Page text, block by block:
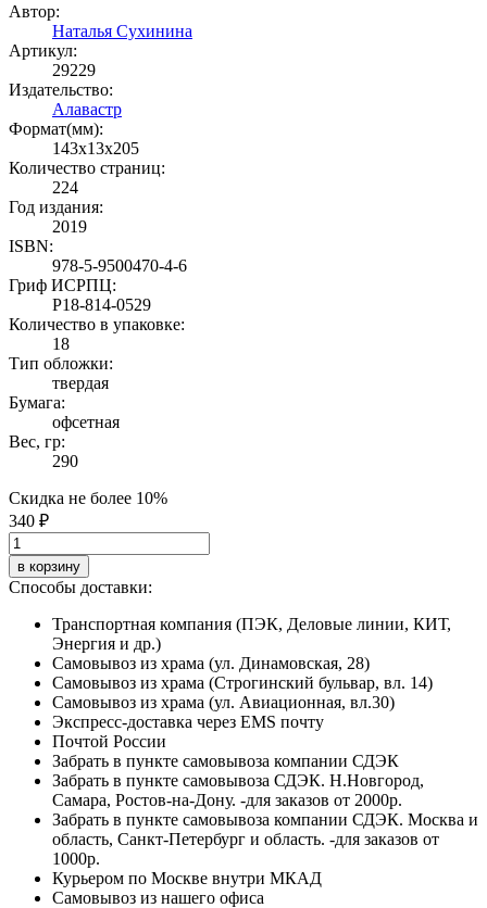
Автор:
Наталья Сухинина
Артикул:
29229
Издательство:
Алавастр
Формат(мм):
143x13x205
Количество страниц:
224
Год издания:
2019
ISBN:
978-5-9500470-4-6
Гриф ИСРПЦ:
Р18-814-0529
Количество в упаковке:
18
Тип обложки:
твердая
Бумага:
офсетная
Вес, гр:
290
Скидка не более 10%
340 ₽
в корзину
Способы доставки:
Транспортная компания (ПЭК, Деловые линии, КИТ,
Энергия и др.)
Самовывоз из храма (ул. Динамовская, 28)
Самовывоз из храма (Строгинский бульвар, вл. 14)
Самовывоз из храма (ул. Авиационная, вл.30)
Экспресс-доставка через EMS почту
Почтой России
Забрать в пункте самовывоза компании СДЭК
Забрать в пункте самовывоза СДЭК. Н.Новгород,
Самара, Ростов-на-Дону. -для заказов от 2000р.
Забрать в пункте самовывоза компании СДЭК. Москва и
область, Санкт-Петербург и область. -для заказов от
1000р.
Курьером по Москве внутри МКАД
Самовывоз из нашего офиса